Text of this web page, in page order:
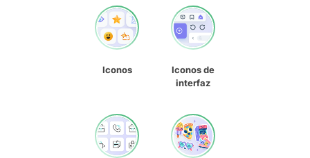
Iconos
Iconos de
interfaz